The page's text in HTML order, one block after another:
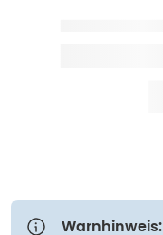
Warnhinweis: